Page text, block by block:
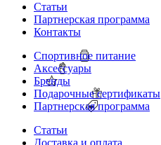
Статьи
Партнерская программа
Контакты
Спортивное питание
Аксессуары
Бренды
Подарочные сертификаты
Партнерская программа
Статьи
Доставка и оплата